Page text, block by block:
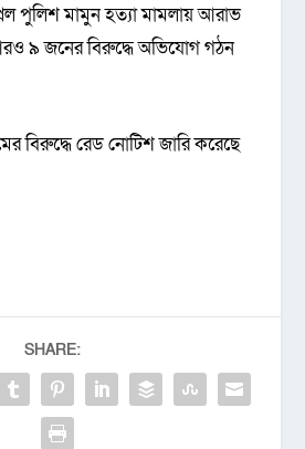
পুলিশ মামুন হত্যা মামলায় আরাভ
৯ জনের বিরুদ্ধে অভিযোগ গঠন
বিরুদ্ধে রেড নোটিশ জারি করেছে
SHARE: